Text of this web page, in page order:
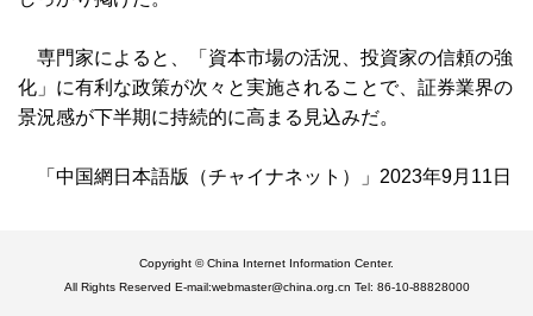
専門家によると、「資本市場の活況、投資家の信頼の強
化」に有利な政策が次々と実施されることで、証券業界の
景況感が下半期に持続的に高まる見込みだ。
「中国網日本語版（チャイナネット）」2023年9月11日
Copyright © China Internet Information Center.
All Rights Reserved E-mail:webmaster@china.org.cn Tel: 86-10-88828000